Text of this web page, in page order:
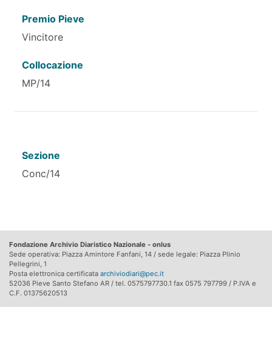
Premio Pieve
Vincitore
Collocazione
MP/14
Sezione
Conc/14
Fondazione Archivio Diaristico Nazionale - onlus
Sede operativa: Piazza Amintore Fanfani, 14 / sede legale: Piazza Plinio
Pellegrini, 1
Posta elettronica certificata archiviodiari@pec.it
52036 Pieve Santo Stefano AR / tel. 0575797730.1 fax 0575 797799 / P.IVA e
C.F. 01375620513